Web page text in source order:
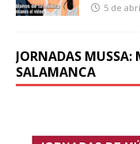
5 de
JORNADAS MUSSA:
SALAMANCA